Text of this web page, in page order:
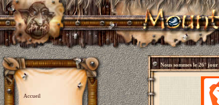
Accueil
Nous sommes le26° jour